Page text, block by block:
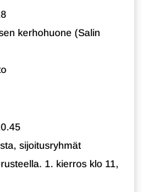
kerhohuone (Salin
sijoitusryhmät
1. kierros klo 11,